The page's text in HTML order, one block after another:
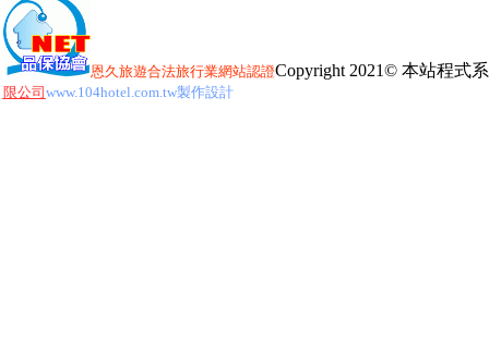
恩久旅遊合法旅行業網站認證Copyright 2021© 本站程式
限公司 www.104hotel.com.tw製作設計